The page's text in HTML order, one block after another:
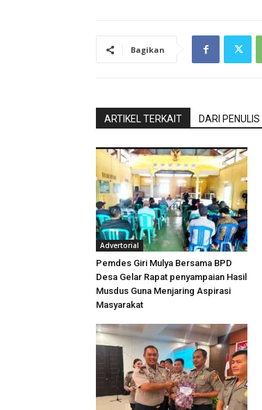
Bagikan
ARTIKEL TERKAIT DARI PENULIS
Advertorial
Pemdes Giri Mulya Bersama BPD
Desa Gelar Rapat penyampaian Hasil
Musdus Guna Menjaring Aspirasi
Masyarakat